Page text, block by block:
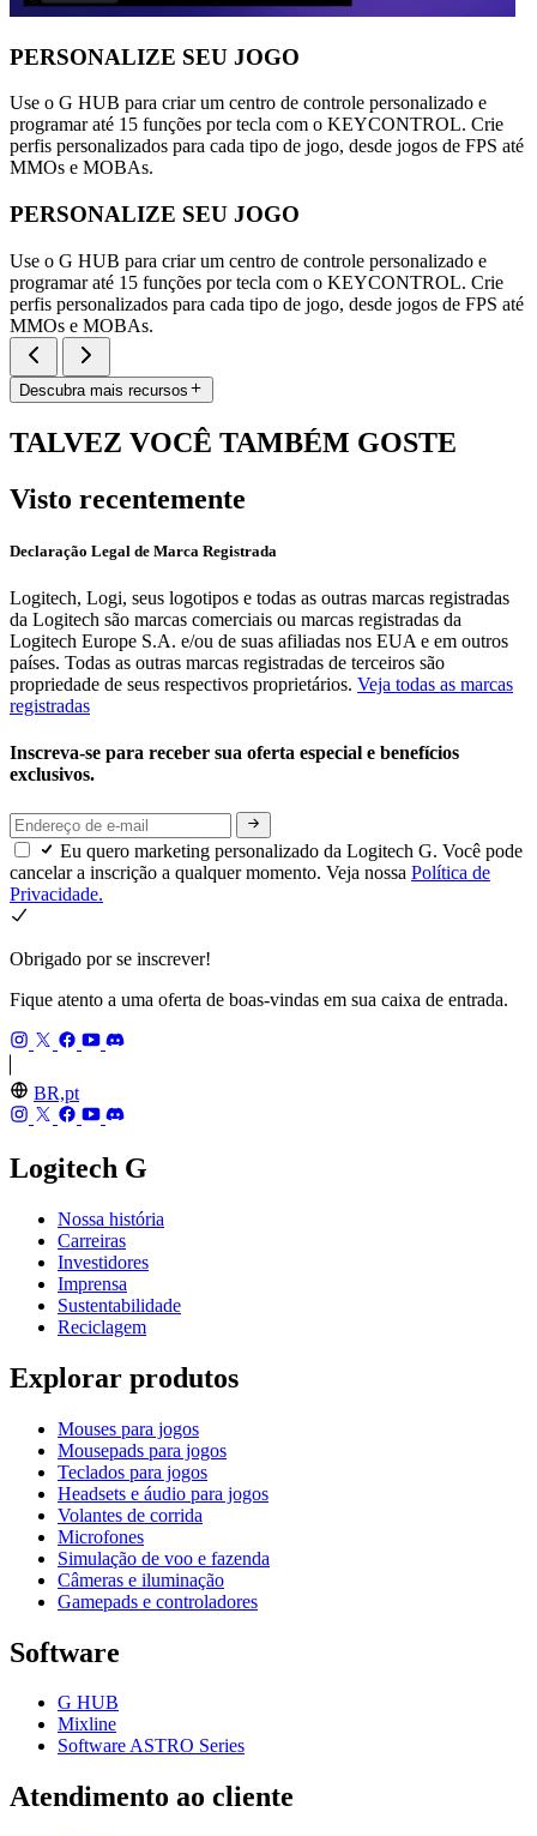
PERSONALIZE SEU JOGO
Use o G HUB para criar um centro de controle personalizado e
programar até 15 funções por tecla com o KEYCONTROL. Crie
perfis personalizados para cada tipo de jogo, desde jogos de FPS até
MMOs e MOBAs.
PERSONALIZE SEU JOGO
Use o G HUB para criar um centro de controle personalizado e
programar até 15 funções por tecla com o KEYCONTROL. Crie
perfis personalizados para cada tipo de jogo, desde jogos de FPS até
MMOs e MOBAs.
Descubra mais recursos
TALVEZ VOCÊ TAMBÉM GOSTE
Visto recentemente
Declaração Legal de Marca Registrada
Logitech, Logi, seus logotipos e todas as outras marcas registradas
da Logitech são marcas comerciais ou marcas registradas da
Logitech Europe S.A. e/ou de suas afiliadas nos EUA e em outros
países. Todas as outras marcas registradas de terceiros são
propriedade de seus respectivos proprietários. Veja todas as marcas
registradas
Inscreva-se para receber sua oferta especial e benefícios
exclusivos.
Eu quero marketing personalizado da Logitech G. Você pode
cancelar a inscrição a qualquer momento. Veja nossa Política de
Privacidade.
Obrigado por se inscrever!
Fique atento a uma oferta de boas-vindas em sua caixa de entrada.
BR,pt
Logitech G
Nossa história
Carreiras
Investidores
Imprensa
Sustentabilidade
Reciclagem
Explorar produtos
Mouses para jogos
Mousepads para jogos
Teclados para jogos
Headsets e áudio para jogos
Volantes de corrida
Microfones
Simulação de voo e fazenda
Câmeras e iluminação
Gamepads e controladores
Software
G HUB
Mixline
Software ASTRO Series
Atendimento ao cliente